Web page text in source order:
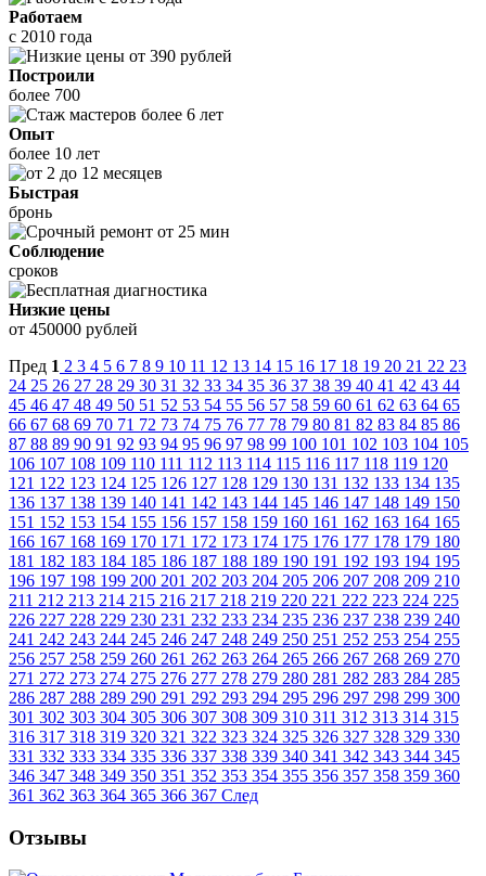
Работаем
с 2010 года
Построили
более 700
Опыт
более 10 лет
Быстрая
бронь
Соблюдение
сроков
Низкие цены
от 450000 рублей
Пред 1 2 3 4 5 6 7 8 9 10 11 12 13 14 15 16 17 18 19 20 21 22 23
24 25 26 27 28 29 30 31 32 33 34 35 36 37 38 39 40 41 42 43 44
45 46 47 48 49 50 51 52 53 54 55 56 57 58 59 60 61 62 63 64 65
66 67 68 69 70 71 72 73 74 75 76 77 78 79 80 81 82 83 84 85 86
87 88 89 90 91 92 93 94 95 96 97 98 99 100 101 102 103 104 105
106 107 108 109 110 111 112 113 114 115 116 117 118 119 120
121 122 123 124 125 126 127 128 129 130 131 132 133 134 135
136 137 138 139 140 141 142 143 144 145 146 147 148 149 150
151 152 153 154 155 156 157 158 159 160 161 162 163 164 165
166 167 168 169 170 171 172 173 174 175 176 177 178 179 180
181 182 183 184 185 186 187 188 189 190 191 192 193 194 195
196 197 198 199 200 201 202 203 204 205 206 207 208 209 210
211 212 213 214 215 216 217 218 219 220 221 222 223 224 225
226 227 228 229 230 231 232 233 234 235 236 237 238 239 240
241 242 243 244 245 246 247 248 249 250 251 252 253 254 255
256 257 258 259 260 261 262 263 264 265 266 267 268 269 270
271 272 273 274 275 276 277 278 279 280 281 282 283 284 285
286 287 288 289 290 291 292 293 294 295 296 297 298 299 300
301 302 303 304 305 306 307 308 309 310 311 312 313 314 315
316 317 318 319 320 321 322 323 324 325 326 327 328 329 330
331 332 333 334 335 336 337 338 339 340 341 342 343 344 345
346 347 348 349 350 351 352 353 354 355 356 357 358 359 360
361 362 363 364 365 366 367 След
Отзывы